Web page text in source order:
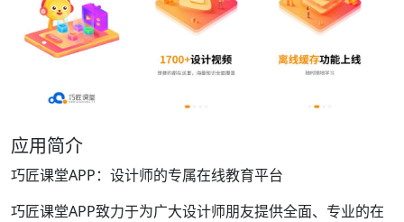
应用简介
巧匠课堂APP：设计师的专属在线教育平台
巧匠课堂APP致力于为广大设计师朋友提供全面、专业的在